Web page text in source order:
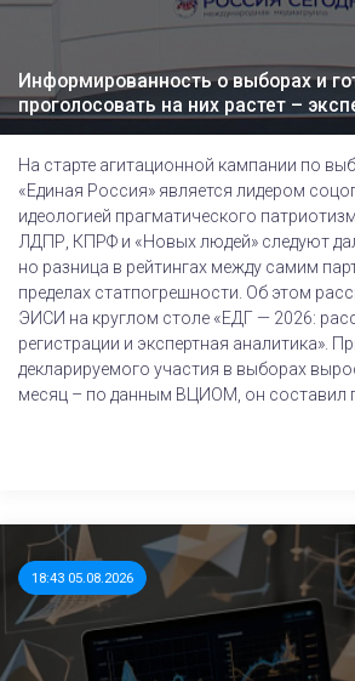
Информированность о выборах и
проголосовать на них растет –
На старте агитационной кампании по
«Единая Россия» является лидером
идеологией прагматического
ЛДПР, КПРФ и «Новых людей» следуют
но разница в рейтингах между самим
пределах статпогрешности. Об этом
ЭИСИ на круглом столе «ЕДГ — 2026:
регистрации и экспертная аналитика».
декларируемого участия в выборах
месяц – по данным ВЦИОМ, он составил
18:43 05.08.2026